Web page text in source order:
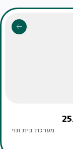
מערכת בית ונוי